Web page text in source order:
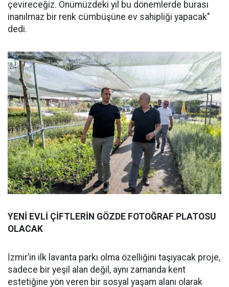
çevireceğiz. Önümüzdeki yıl bu dönemlerde burası
inanılmaz bir renk cümbüşüne ev sahipliği yapacak"
dedi.
YENİ EVLİ ÇİFTLERİN GÖZDE FOTOĞRAF PLATOSU
OLACAK
İzmir’in ilk lavanta parkı olma özelliğini taşıyacak proje,
sadece bir yeşil alan değil, aynı zamanda kent
estetiğine yön veren bir sosyal yaşam alanı olarak